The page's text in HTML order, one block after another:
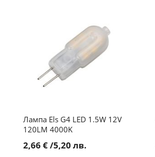
Лампа Els G4 LED 1.5W 12V
120LM 4000K
2,66 €/5,20 лв.